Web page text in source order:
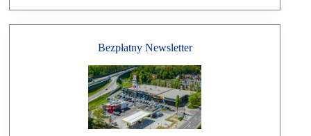
Bezpłatny Newsletter